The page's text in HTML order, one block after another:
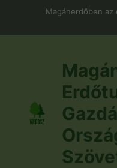
Magánerdőben az